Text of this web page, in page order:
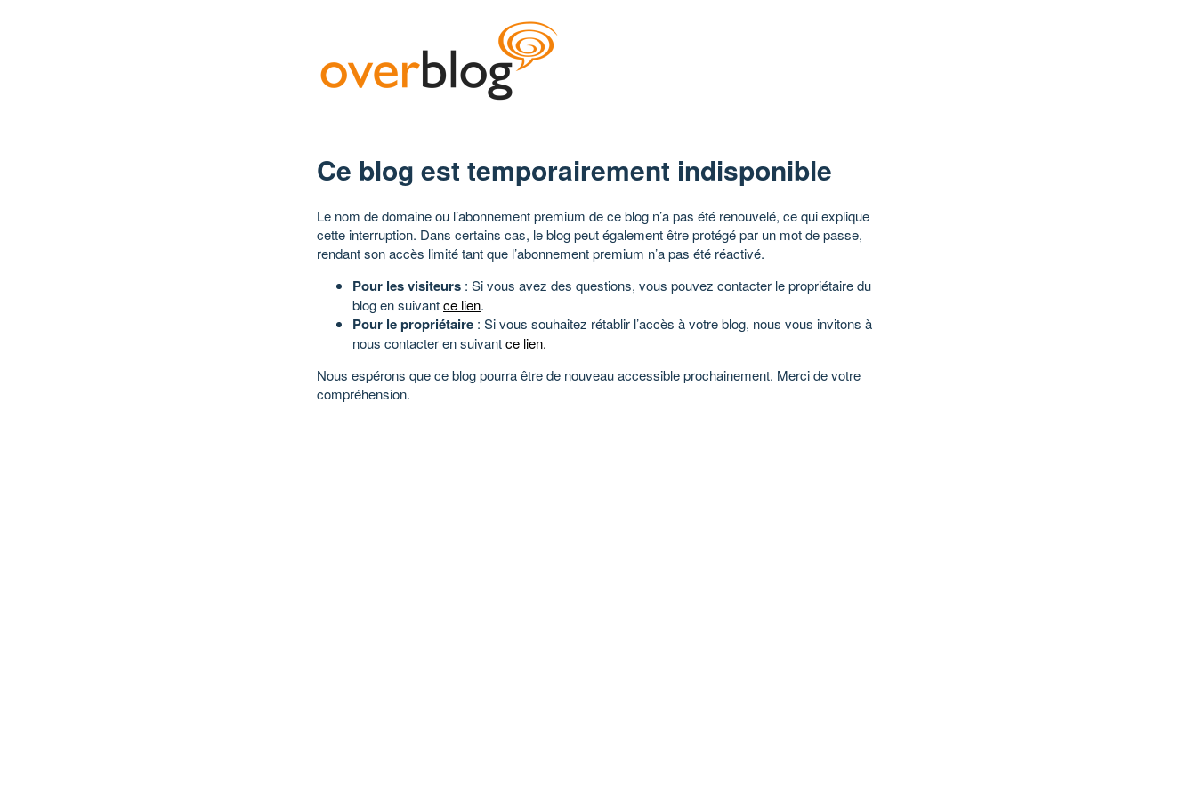
Ce blog est temporairement indisponible
Le nom de domaine ou l’abonnement premium de ce blog n’a pas été renouvelé, ce qui explique
cette interruption. Dans certains cas, le blog peut également être protégé par un mot de passe,
rendant son accès limité tant que l’abonnement premium n’a pas été réactivé.
Pour les visiteurs : Si vous avez des questions, vous pouvez contacter le propriétaire du
blog en suivantce lien.
Pour le propriétaire : Si vous souhaitez rétablir l’accès à votre blog, nous vous invitons à
nous contacter en suivantce lien.
Nous espérons que ce blog pourra être de nouveau accessible prochainement. Merci de votre
compréhension.